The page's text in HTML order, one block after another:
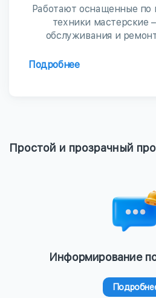
Работают оснащенные по
техники мастерские
обслуживания и
Подробнее
Простой и прозрачный
Информирование